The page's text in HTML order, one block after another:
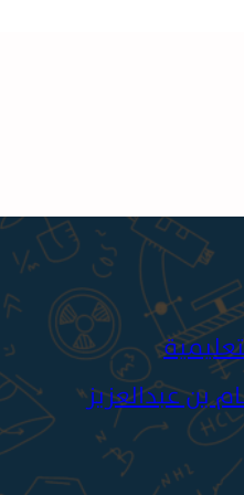
بن عبدالعزيز